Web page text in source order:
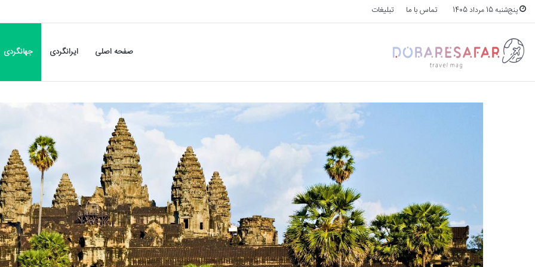
پنج‌شنبه 15 مرداد 1405 تماس با ما تبلیغات
صفحه اصلی ایرانگردی جهانگردی